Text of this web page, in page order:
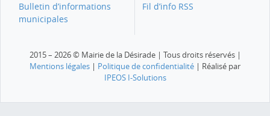
Bulletin d’informations
municipales
Fil d’info RSS
2015 – 2026 © Mairie de la Désirade | Tous droits réservés |
Mentions légales | Politique de confidentialité | Réalisé par
IPEOS I-Solutions